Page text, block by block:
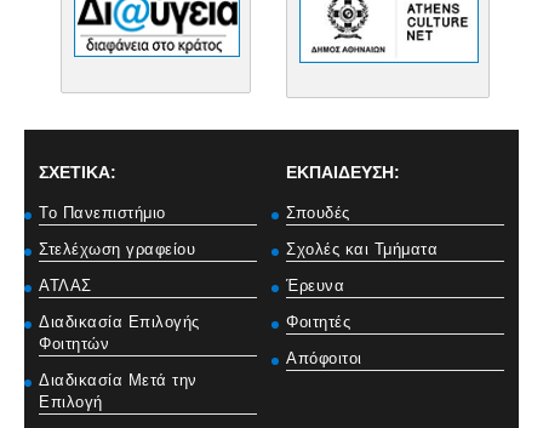
ΣΧΕΤΙΚΑ:
Το Πανεπιστήμιο
Στελέχωση γραφείου
ΑΤΛΑΣ
Διαδικασία Επιλογής
Φοιτητών
Διαδικασία Μετά την
Επιλογή
ΕΚΠΑΙΔΕΥΣΗ:
Σπουδές
Σχολές και Τμήματα
Έρευνα
Φοιτητές
Απόφοιτοι